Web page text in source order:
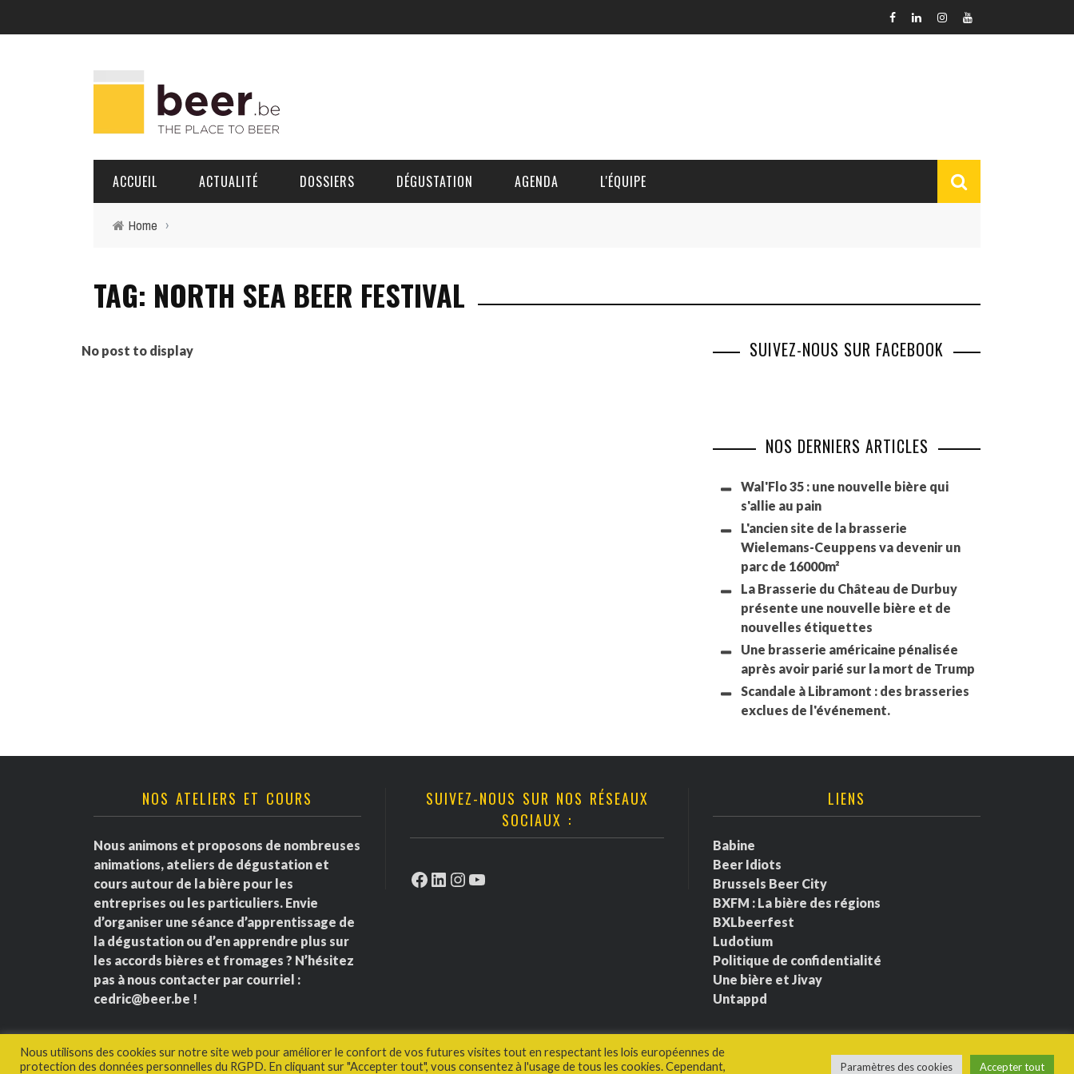
ACCUEIL ACTUALITÉ DOSSIERS
PORTRAITS
DÉGUSTATION AGENDA L'ÉQUIPE
Home ›
TAG: NORTH SEA BEER FESTIVAL
No post to display SUIVEZ-NOUS SUR FACEBOOK
NOS DERNIERS ARTICLES
Wal'Flo 35 : une nouvelle bière qui
s'allie au pain
L'ancien site de la brasserie
Wielemans-Ceuppens va devenir un
parc de 16000m²
La Brasserie du Château de Durbuy
présente une nouvelle bière et de
nouvelles étiquettes
Une brasserie américaine pénalisée
après avoir parié sur la mort de Trump
Scandale à Libramont : des brasseries
exclues de l'événement.
NOS ATELIERS ET COURS
Nous animons et proposons de nombreuses
animations, ateliers de dégustation et
cours autour de la bière pour les
entreprises ou les particuliers. Envie
d’organiser une séance d’apprentissage de
la dégustation ou d’en apprendre plus sur
les accords bières et fromages ? N’hésitez
pas à nous contacter par courriel :
cedric@beer.be !
SUIVEZ-NOUS SUR NOS RÉSEAUX
SOCIAUX :
Facebook
LinkedIn
Instagram
YouTube
LIENS
Babine
Beer Idiots
Brussels Beer City
BXFM : La bière des régions
BXLbeerfest
Ludotium
Politique de confidentialité
Une bière et Jivay
Untappd
Nous utilisons des cookies sur notre site web pour améliorer le confort de vos futures visites tout en respectant les lois européennes de
protection des données personnelles du RGPD. En cliquant sur "Accepter tout", vous consentez à l'usage de tous les cookies. Cependant,
Paramètres des cookies Accepter tout